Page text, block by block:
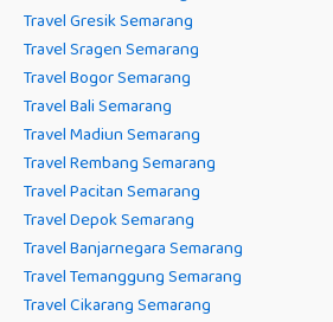
Travel Gresik Semarang
Travel Sragen Semarang
Travel Bogor Semarang
Travel Bali Semarang
Travel Madiun Semarang
Travel Rembang Semarang
Travel Pacitan Semarang
Travel Depok Semarang
Travel Banjarnegara Semarang
Travel Temanggung Semarang
Travel Cikarang Semarang